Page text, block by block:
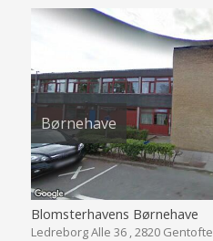
Børnehave
Blomsterhavens Børnehave
Ledreborg Alle 36 , 2820 Gentofte